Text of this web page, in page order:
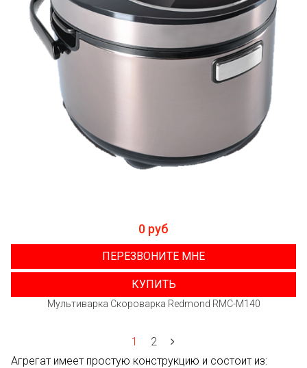
0 руб
ПЕРЕЗВОНИТЕ МНЕ
КУПИТЬ
Мультиварка Скороварка Redmond RMC-M140
1
2
Агрегат имеет простую конструкцию и состоит из: